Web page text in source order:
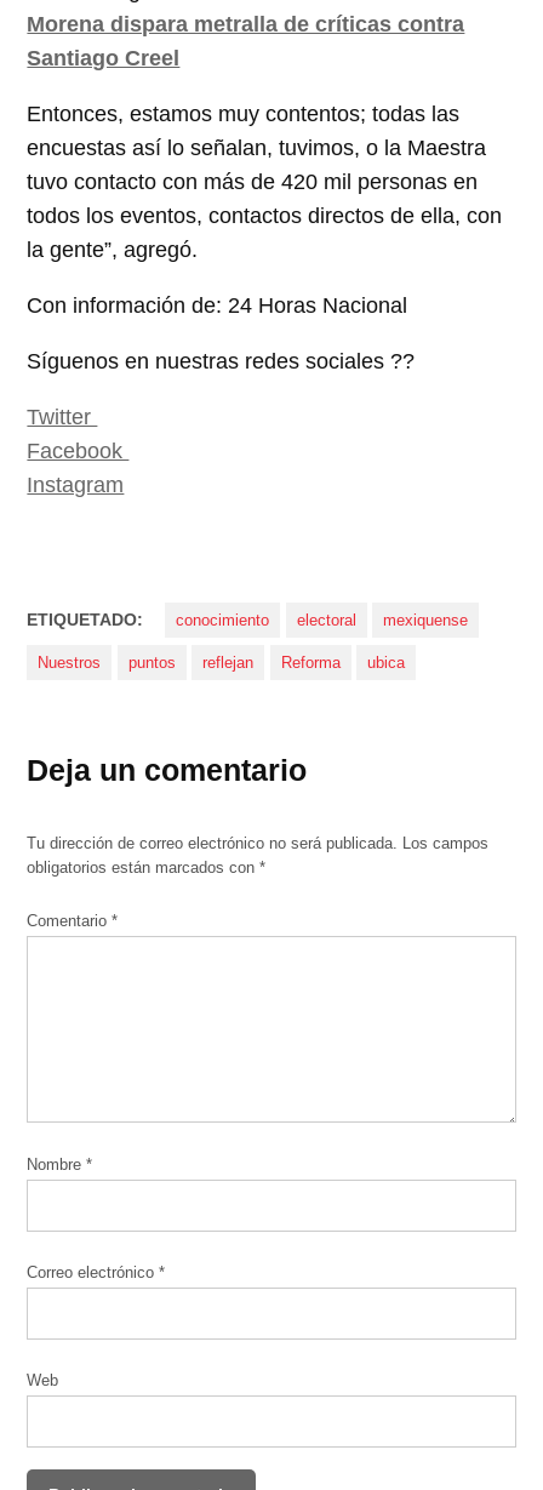
Morena dispara metralla de críticas contra
Santiago Creel
Entonces, estamos muy contentos; todas las
encuestas así lo señalan, tuvimos, o la Maestra
tuvo contacto con más de 420 mil personas en
todos los eventos, contactos directos de ella, con
la gente”, agregó.
Con información de: 24 Horas Nacional
Síguenos en nuestras redes sociales ??
Twitter
Facebook
Instagram
ETIQUETADO: conocimiento electoral mexiquense
Nuestros puntos reflejan Reforma ubica
Deja un comentario
Tu dirección de correo electrónico no será publicada.
Los campos
obligatorios están marcados con*
Comentario*
Nombre*
Correo electrónico*
Web